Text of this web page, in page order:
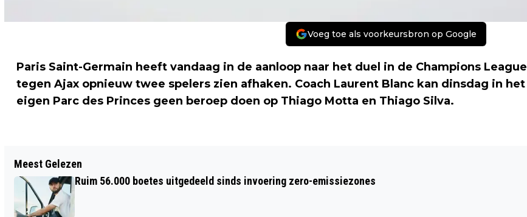
Voeg toe als voorkeursbron op Google
Paris Saint-Germain heeft vandaag in de aanloop naar het duel in de Champions League
tegen Ajax opnieuw twee spelers zien afhaken. Coach Laurent Blanc kan dinsdag in het
eigen Parc des Princes geen beroep doen op Thiago Motta en Thiago Silva.
SCHIETENDE AGENT IN FERGUSON GAAT
VRIJUIT: WAT NU?
AJAX
Meest Gelezen
Ruim 56.000 boetes uitgedeeld sinds invoering zero-emissiezones